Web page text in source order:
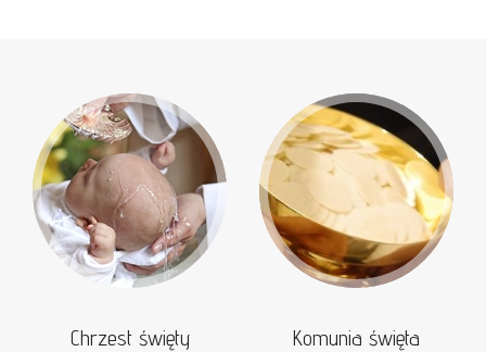
Chrzest święty Komunia święta